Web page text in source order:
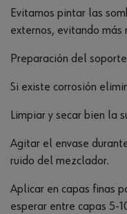
Evitamos pintar las
externos, evitando más
Preparación del
Si existe corrosión
Limpiar y secar bien la
Agitar el envase
ruido del mezclador.
Aplicar en capas finas
esperar entre capas 5-